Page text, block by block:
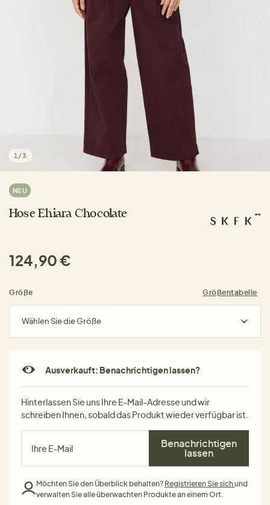
1 /3
NEU
Hose Ehiara Chocolate
124,90 €
Größe Größentabelle
Wählen Sie die Größe
Ausverkauft: Benachrichtigen lassen?
Hinterlassen Sie uns Ihre E-Mail-Adresse und wir
schreiben Ihnen, sobald das Produkt wieder verfügbar ist.
Benachrichtigen
lassen
Möchten Sie den Überblick behalten? Registrieren Sie sichund
verwalten Sie alle überwachten Produkte an einem Ort.